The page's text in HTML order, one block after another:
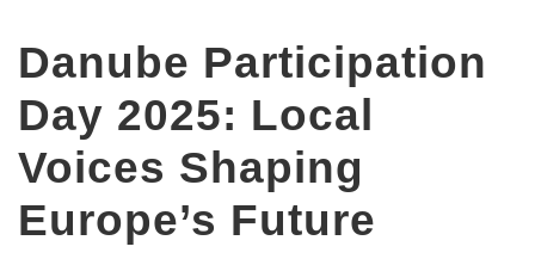
Danube Participation
Day 2025: Local
Voices Shaping
Europe’s Future